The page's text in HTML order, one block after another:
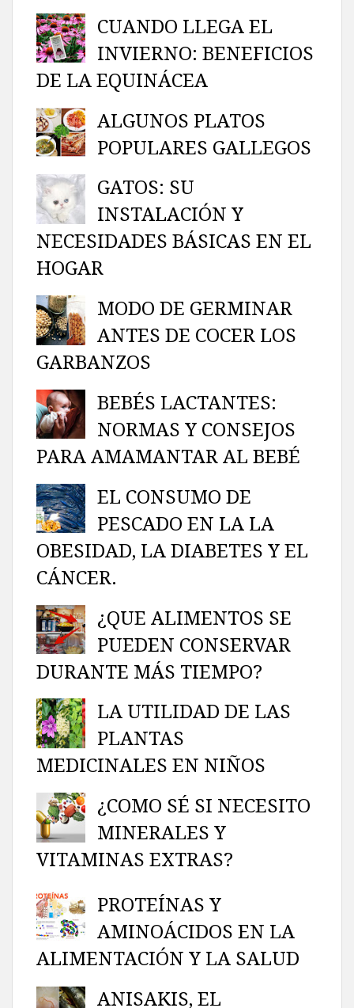
CUANDO LLEGA EL
INVIERNO: BENEFICIOS
DE LA EQUINÁCEA
ALGUNOS PLATOS
POPULARES GALLEGOS
GATOS: SU
INSTALACIÓN Y
NECESIDADES BÁSICAS EN EL
HOGAR
MODO DE GERMINAR
ANTES DE COCER LOS
GARBANZOS
BEBÉS LACTANTES:
NORMAS Y CONSEJOS
PARA AMAMANTAR AL BEBÉ
EL CONSUMO DE
PESCADO EN LA LA
OBESIDAD, LA DIABETES Y EL
CÁNCER.
¿QUE ALIMENTOS SE
PUEDEN CONSERVAR
DURANTE MÁS TIEMPO?
LA UTILIDAD DE LAS
PLANTAS
MEDICINALES EN NIÑOS
¿COMO SÉ SI NECESITO
MINERALES Y
VITAMINAS EXTRAS?
PROTEÍNAS Y
AMINOÁCIDOS EN LA
ALIMENTACIÓN Y LA SALUD
ANISAKIS, EL